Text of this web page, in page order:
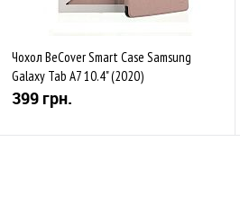
Чохол BeCover Smart Case Samsung
Galaxy Tab A7 10.4" (2020)
T500/T505/T507 Rose Gold
399 грн.